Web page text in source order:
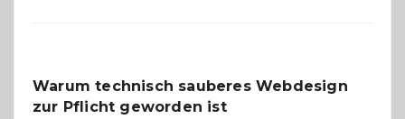
den
Logikrätseln
Warum technisch sauberes Webdesign
zur Pflicht geworden ist